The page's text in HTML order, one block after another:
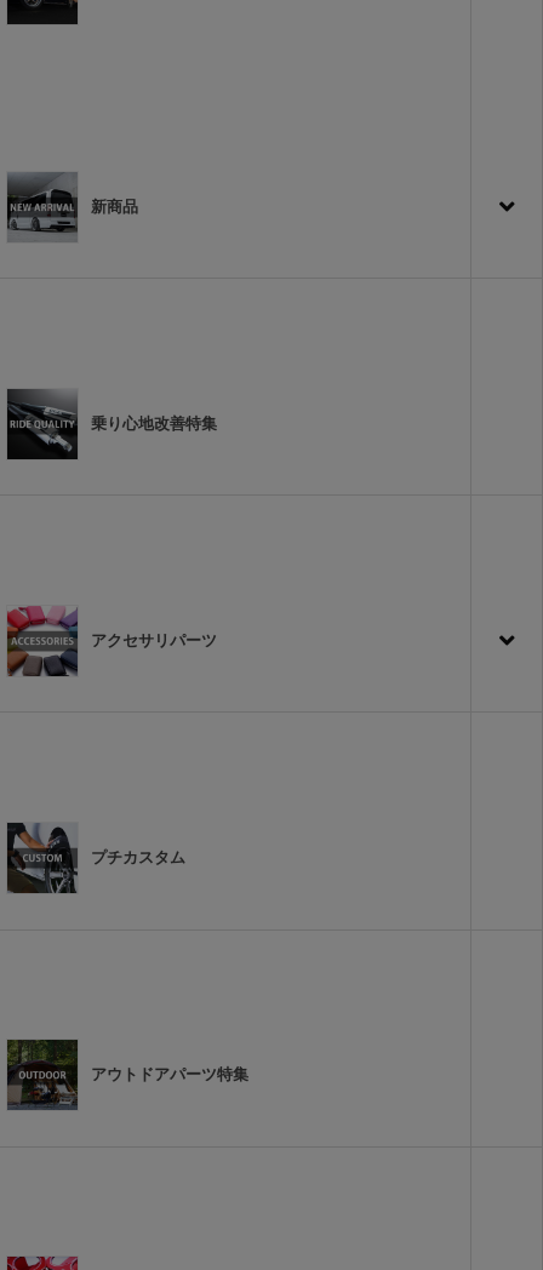
新商品
乗り心地改善特集
アクセサリパーツ
プチカスタム
アウトドアパーツ特集